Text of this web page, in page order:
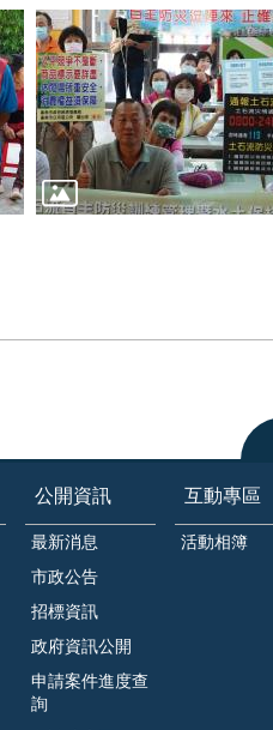
公開資訊
最新消息
市政公告
招標資訊
政府資訊公開
申請案件進度查
詢
互動專區
活動相簿